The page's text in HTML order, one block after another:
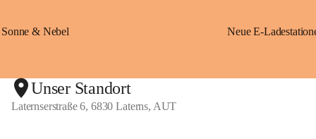
Sonne & Nebel
Unser Standort
Laternserstraße 6, 6830 Laterns, AUT